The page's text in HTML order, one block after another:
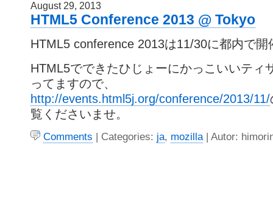
August 29, 2013
HTML5 Conference 2013 @ Tokyo
HTML5 conference 2013は11/30に都内で開
HTML5でできたひじょーにかっこいいティ
ってますので、
http://events.html5j.org/conference/2013/11/
覧くださいませ。
Comments | Categories: ja, mozilla| Autor: